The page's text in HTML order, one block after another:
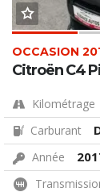
OCCASION
Citroën C4
Kilométrage
Carburant
Année